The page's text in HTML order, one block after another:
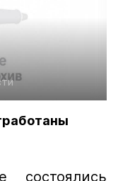
состоялись